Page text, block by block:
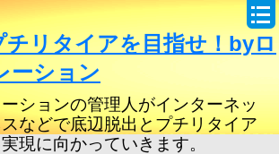
チリタイアを目指せ！byロ
ーション
ションの管理人がインターネッ
などで底辺脱出とプチリタイア
現に向かっていきます。